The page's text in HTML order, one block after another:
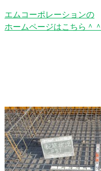
エムコーポレーションの
ホームページはこちら＾＾